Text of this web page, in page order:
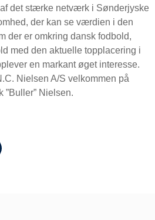
det stærke netværk i Sønderjyske
der kan se værdien i den
der er omkring dansk fodbold,
med den aktuelle topplacering i
en markant øget interesse.
Nielsen A/S velkommen på
”Buller” Nielsen.